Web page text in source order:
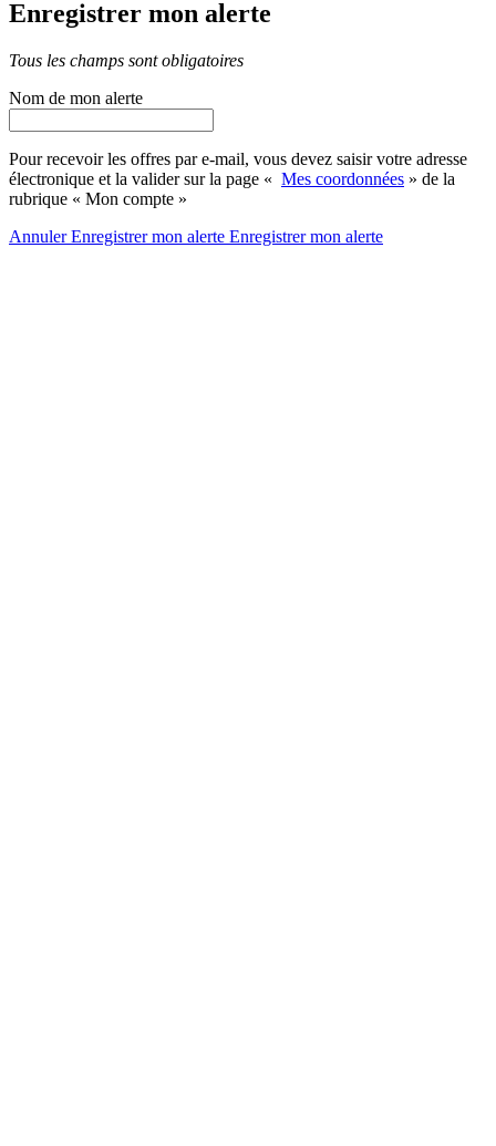
Enregistrer mon alerte
Tous les champs sont obligatoires
Nom de mon alerte
Pour recevoir les offres par e-mail, vous devez saisir votre adresse
électronique et la valider sur la page « Mes coordonnées » de la
rubrique « Mon compte »
AnnulerEnregistrer mon alerte Enregistrermon alerte